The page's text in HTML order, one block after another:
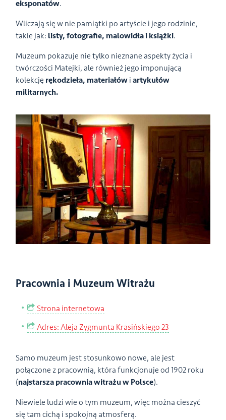
eksponatów.
Wliczają się w nie pamiątki po artyście i jego rodzinie,
takie jak: listy, fotografie, malowidła i książki.
Muzeum pokazuje nie tylko nieznane aspekty życia i
twórczości Matejki, ale również jego imponującą
kolekcję rękodzieła, materiałów iartykułów
militarnych.
Pracownia i Muzeum Witrażu
Strona internetowa
Adres: Aleja Zygmunta Krasińskiego 23
Samo muzeum jest stosunkowo nowe, ale jest
połączone z pracownią, która funkcjonuje od 1902 roku
(najstarsza pracownia witrażu w Polsce).
Niewiele ludzi wie o tym muzeum, więc można cieszyć
się tam cichą i spokojną atmosferą.